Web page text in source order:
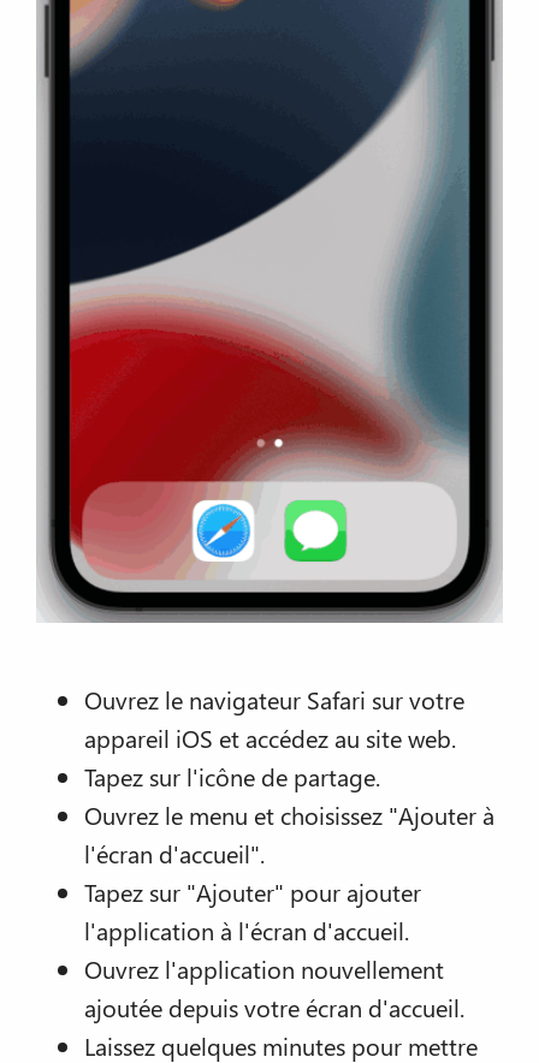
Ouvrez le navigateur Safari sur votre
appareil iOS et accédez au site web.
Tapez sur l'icône de partage.
Ouvrez le menu et choisissez "Ajouter à
l'écran d'accueil".
Tapez sur "Ajouter" pour ajouter
l'application à l'écran d'accueil.
Ouvrez l'application nouvellement
ajoutée depuis votre écran d'accueil.
Laissez quelques minutes pour mettre